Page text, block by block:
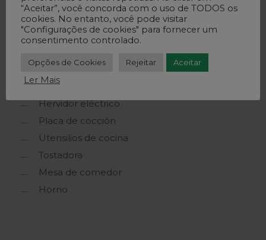
Horno microondas
Máquina de café
Hervidor eléctrico
Placa de cocción
Utensilios de cocina
Tostadora
Mesa de comedor
Horno
“Aceitar”, você concorda com o uso de TODOS os
cookies. No entanto, você pode visitar
"Configurações de cookies" para fornecer um
consentimento controlado.
Opções de Cookies Rejeitar Aceitar
Ler Mais